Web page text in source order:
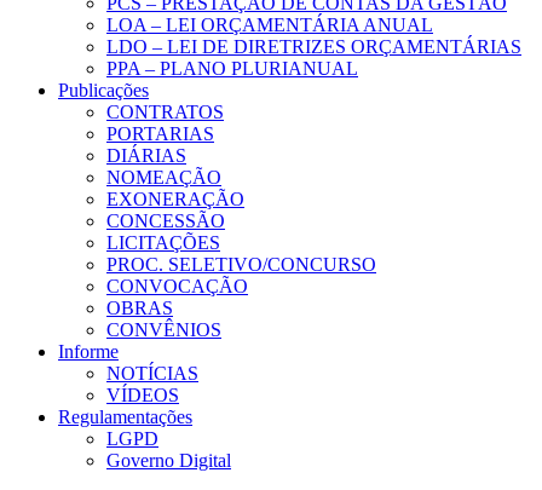
LOA – LEI ORÇAMENTÁRIA ANUAL
LDO – LEI DE DIRETRIZES ORÇAMENTÁRIAS
PPA – PLANO PLURIANUAL
Publicações
CONTRATOS
PORTARIAS
DIÁRIAS
NOMEAÇÃO
EXONERAÇÃO
CONCESSÃO
LICITAÇÕES
PROC. SELETIVO/CONCURSO
CONVOCAÇÃO
OBRAS
CONVÊNIOS
Informe
NOTÍCIAS
VÍDEOS
Regulamentações
LGPD
Governo Digital